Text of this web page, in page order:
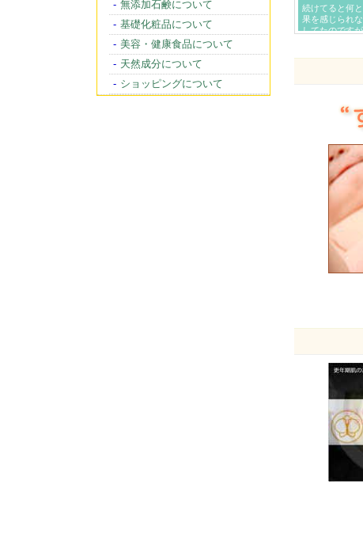
無添加石鹸について
基礎化粧品について
美容・健康食品について
天然成分について
ショッピングについて
続けてると何
果を感じられ
してたのです